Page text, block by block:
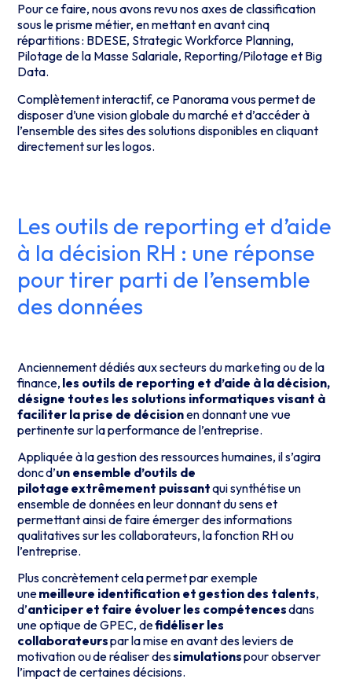
Pour ce faire, nous avons revu nos axes de classification
sous le prisme métier, en mettant en avant cinq
répartitions : BDESE, Strategic Workforce Planning,
Pilotage de la Masse Salariale, Reporting/Pilotage et Big
Data.
Complètement interactif, ce Panorama vous permet de
disposer d’une vision globale du marché et d’accéder à
l’ensemble des sites des solutions disponibles en cliquant
directement sur les logos.
Les outils de reporting et d’aide
à la décision RH : une réponse
pour tirer parti de l’ensemble
des données
Anciennement dédiés aux secteurs du marketing ou de la
finance, les outils de reporting et d’aide à la décision,
désigne toutes les solutions informatiques visant à
faciliter la prise de décisionen donnant une vue
pertinente sur la performance de l’entreprise.
Appliquée à la gestion des ressources humaines, il s’agira
donc d’un ensemble d’outils de
pilotage extrêmement puissantqui synthétise un
ensemble de données en leur donnant du sens et
permettant ainsi de faire émerger des informations
qualitatives sur les collaborateurs, la fonction RH ou
l’entreprise.
Plus concrètement cela permet par exemple
unemeilleure identification et gestion des talents,
d’anticiper et faire évoluer les compétencesdans
une optique de GPEC, defidéliser les
collaborateurspar la mise en avant des leviers de
motivation ou de réaliser dessimulationspour observer
l’impact de certaines décisions.